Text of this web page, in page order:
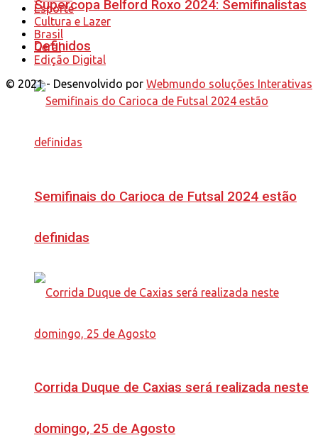
Supercopa Belford Roxo 2024: Semifinalistas
Definidos
Semifinais do Carioca de Futsal 2024 estão
definidas
Corrida Duque de Caxias será realizada neste
domingo, 25 de Agosto
Esporte
Cultura e Lazer
Brasil
Geral
Edição Digital
© 2021 - Desenvolvido por Webmundo soluções Interativas